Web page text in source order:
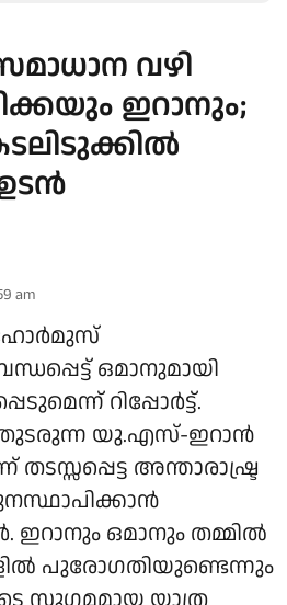
വഴി
ഇറാനും;
am
ഹോര്‍മുസ്
ഒമാനുമായി
റിപ്പോര്‍ട്ട്.
യു.എസ്-ഇറാന്‍
അന്താരാഷ്ട്ര
ഇറാനും ഒമാനും തമ്മില്‍
പുരോഗതിയുണ്ടെന്നും